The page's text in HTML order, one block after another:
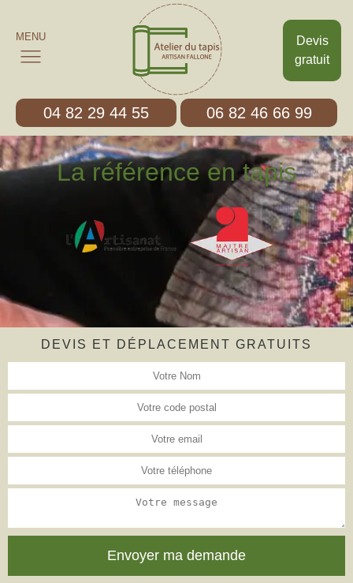
Devis
gratuit
MENU
04 82 29 44 55 06 82 46 66 99
La référence en tapis
DEVIS ET DÉPLACEMENT GRATUITS